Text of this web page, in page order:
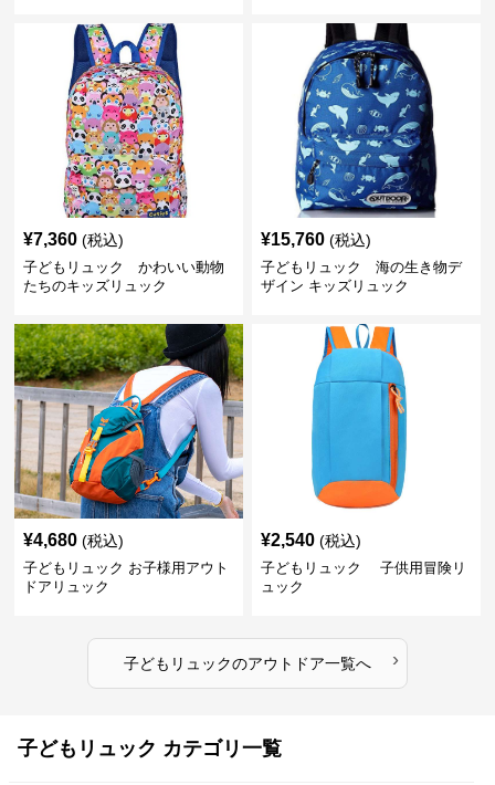
¥7,360 (税込)
子どもリュック かわいい動物
たちのキッズリュック
¥15,760 (税込)
子どもリュック 海の生き物デ
ザイン キッズリュック
¥4,680 (税込)
子どもリュック お子様用アウト
ドアリュック
¥2,540 (税込)
子どもリュック 子供用冒険リ
ュック
子どもリュックのアウトドア一覧へ ›
子どもリュック カテゴリ一覧